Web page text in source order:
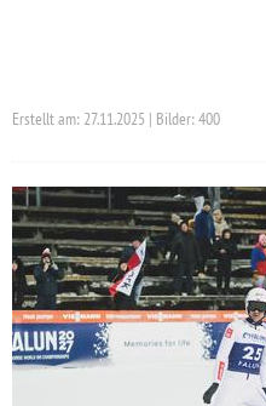
Erstellt am: 27.11.2025 | Bilder: 400